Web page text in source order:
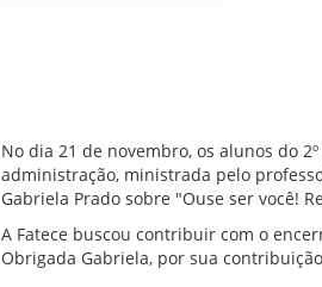
No dia 21 de novembro, os alunos do
administração, ministrada pelo
Gabriela Prado sobre "Ouse ser você!
A Fatece buscou contribuir com o
Obrigada Gabriela, por sua